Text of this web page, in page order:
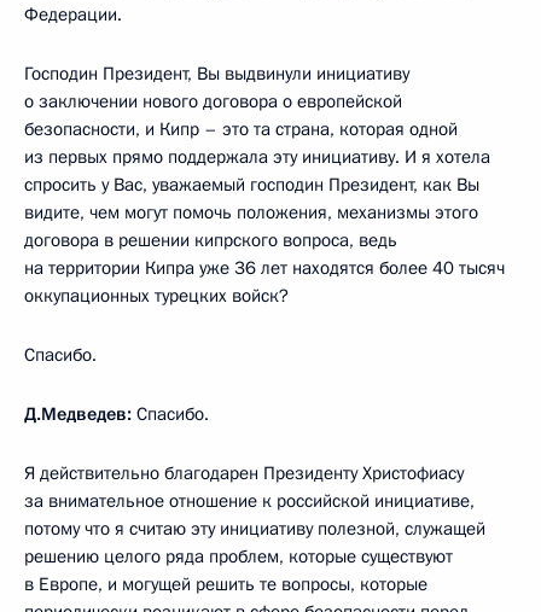
Федерации.
Господин Президент, Вы выдвинули инициативу
о заключении нового договора о европейской
безопасности, и Кипр – это та страна, которая одной
из первых прямо поддержала эту инициативу. И я хотела
спросить у Вас, уважаемый господин Президент, как Вы
видите, чем могут помочь положения, механизмы этого
договора в решении кипрского вопроса, ведь
на территории Кипра уже 36 лет находятся более 40 тысяч
оккупационных турецких войск?
Спасибо.
Д.Медведев: Спасибо.
Я действительно благодарен Президенту Христофиасу
за внимательное отношение к российской инициативе,
потому что я считаю эту инициативу полезной, служащей
решению целого ряда проблем, которые существуют
в Европе, и могущей решить те вопросы, которые